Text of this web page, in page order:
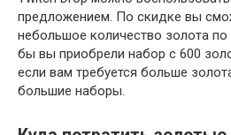
предложением. По скидке вы
небольшое количество золота
бы вы приобрели набор с 600
если вам требуется больше
большие наборы.